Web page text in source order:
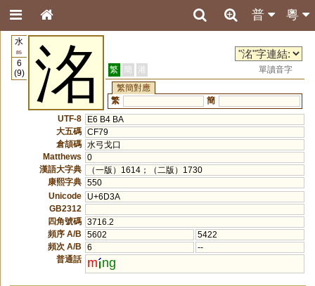
粵
普
水
85
6
(9)
洺 繁 簡 港
單讀音字
繁簡對應
繁
簡
UTF-8
E6 B4 BA
大五碼 CF79
倉頡碼 水弓戈口
Matthews
0
漢語大字典
（一版）1614；（二版）1730
康熙字典 550
Unicode
U+6D3A
GB2312
四角號碼 3716.2
頻序 A/B
5602
5422
頻次 A/B
6
--
普通話
m ng